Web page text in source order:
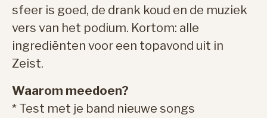
sfeer is goed, de drank koud en de muziek
vers van het podium. Kortom: alle
ingrediënten voor een topavond uit in
Zeist.
Waarom meedoen?
* Test met je band nieuwe songs